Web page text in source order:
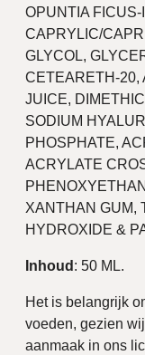
OPUNTIA
CAPRYLIC/
GLYCOL,
CETEARETH-20,
JUICE,
SODIUM
PHOSPHATE,
ACRYLATE
XANTHAN GUM,
HYDROXIDE &
Inhoud : 50 ML.
Het is belangrijk
voeden, gezien
aanmaak in ons